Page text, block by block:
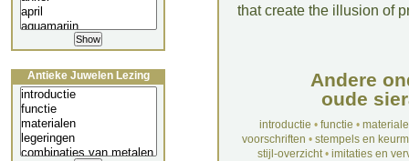
that create the illusion of
Andere
oude
introductie • functie •
voorschriften • stempels en
stijl-overzicht• imitaties en
Antieke Juwelen Lezing